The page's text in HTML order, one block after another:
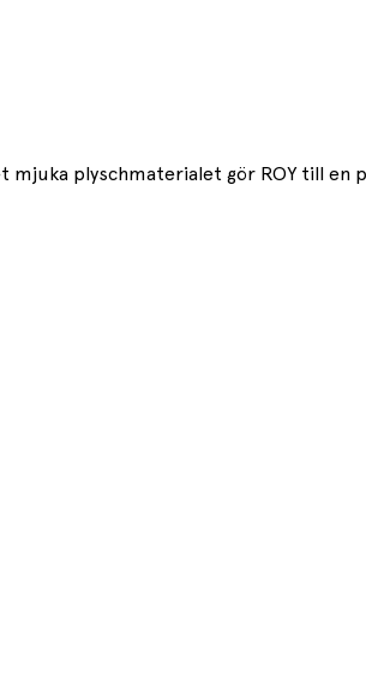
plyschmaterialet gör ROY till en